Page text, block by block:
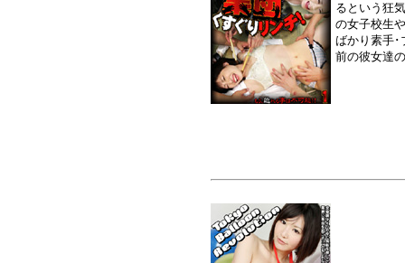
るという狂
の女子校生
ばかり素手･
前の彼女達